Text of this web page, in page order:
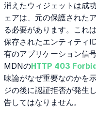
消えたウィジェットは成
ェアは、元の保護された
る必要があります。これ
保存されたエンティティ
有のアプリケーション信
MDNのHTTP 403
味論がなぜ重要なのかを
ジの後に認証拒否が発生
告してはなりません。